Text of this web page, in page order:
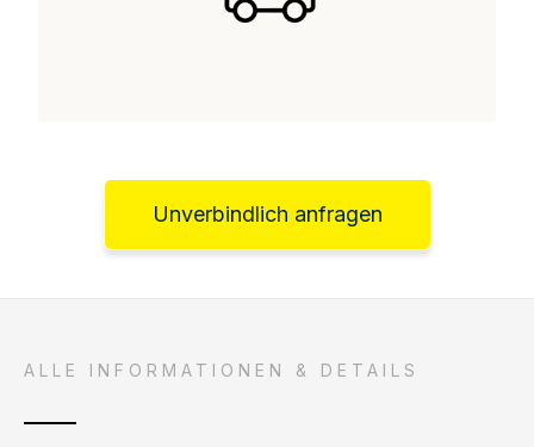
Unverbindlich anfragen
ALLE INFORMATIONEN & DETAILS